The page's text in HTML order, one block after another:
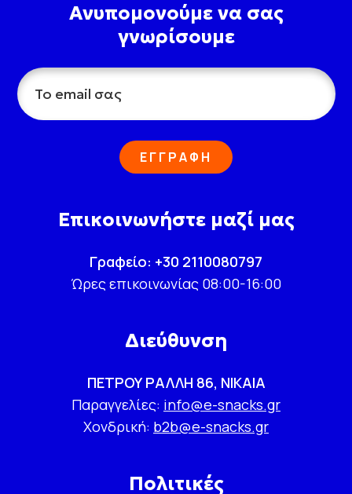
Ανυπομονούμε να σας
γνωρίσουμε
ΕΓΓΡΑΦΗ
Επικοινωνήστε μαζί μας
Γραφείο: +30 2110080797
Ώρες επικοινωνίας 08:00-16:00
Διεύθυνση
ΠΕΤΡΟΥ ΡΑΛΛΗ 86, ΝΙΚΑΙΑ
Παραγγελίες: info@e-snacks.gr
Χονδρική: b2b@e-snacks.gr
Πολιτικές